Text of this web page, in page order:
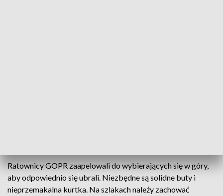
Ratownicy GOPR zaapelowali do wybierających się w góry,
aby odpowiednio się ubrali. Niezbędne są solidne buty i
nieprzemakalna kurtka. Na szlakach należy zachować